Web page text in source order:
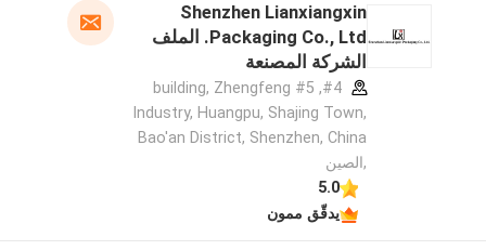
Shenzhen Lianxiangxin
Packaging Co., Ltd. الملف
الشركة المصنعة
#4, #5 building, Zhengfeng
Industry, Huangpu, Shajing Town,
Bao'an District, Shenzhen, China
,الصين
5.0
يدقّق ممون